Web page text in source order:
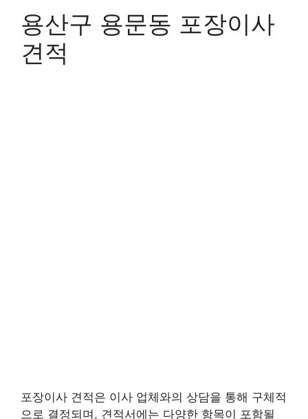
용산구 용문동 포장이사
견적
포장이사 견적은 이사 업체와의 상담을 통해 구체적
으로 결정되며, 견적서에는 다양한 항목이 포함될